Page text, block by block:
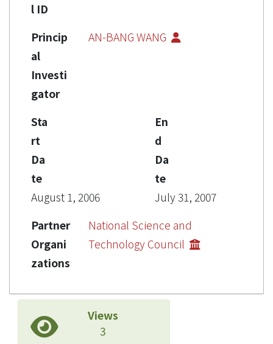
l ID
Princip
al
Investi
gator
AN-BANG WANG
Sta
rt
Da
te
August 1, 2006
En
d
Da
te
July 31, 2007
Partner
Organi
zations
National Science and
Technology Council
Views
3